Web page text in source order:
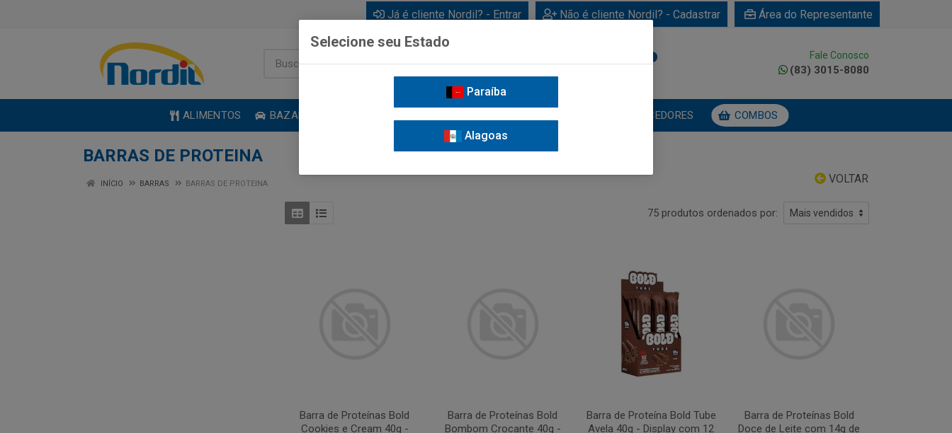
Já é cliente Nordil? - Entrar Não é cliente Nordil? - Cadastrar Área do Representante
Fale Conosco
(83) 3015-8080
ALIMENTOS BAZAR FORNECEDORES COMBOS
BARRAS DE PROTEINA
VOLTAR
INÍCIO BARRAS BARRAS DE PROTEINA
75 produtos ordenados por:
Barra de Proteínas Bold
Cookies e Cream 40g -
Barra de Proteínas Bold
Bombom Crocante 40g -
Barra de Proteína Bold Tube
Avela 40g - Display com 12
Barra de Proteínas Bold
Doce de Leite com 14g de
Selecione seu Estado
Paraíba
Alagoas